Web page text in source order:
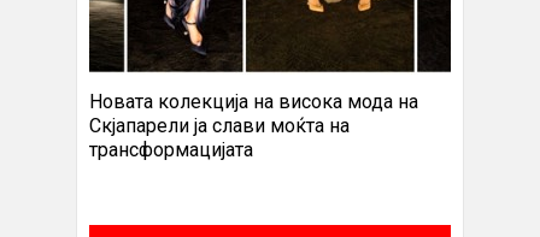
Новата колекција на висока мода на
Скјапарели ја слави моќта на
трансформацијата